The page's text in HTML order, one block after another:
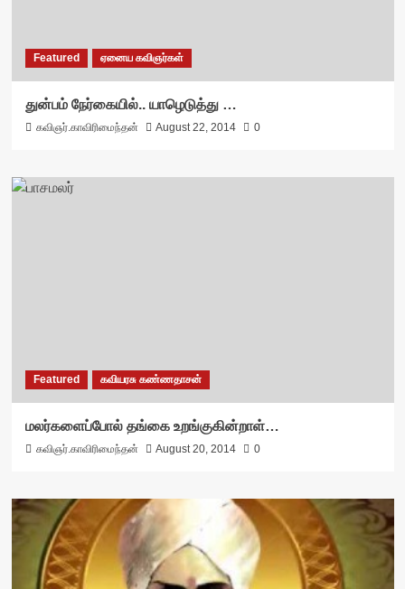
Featured ஏனைய கவிஞர்கள்
துன்பம் நேர்கையில்.. யாழெடுத்து …
கவிஞர்.காவிரிமைந்தன் August 22, 2014 0
Featured கவியரசு கண்ணதாசன்
மலர்களைப்போல் தங்கை உறங்குகின்றாள்…
கவிஞர்.காவிரிமைந்தன் August 20, 2014 0